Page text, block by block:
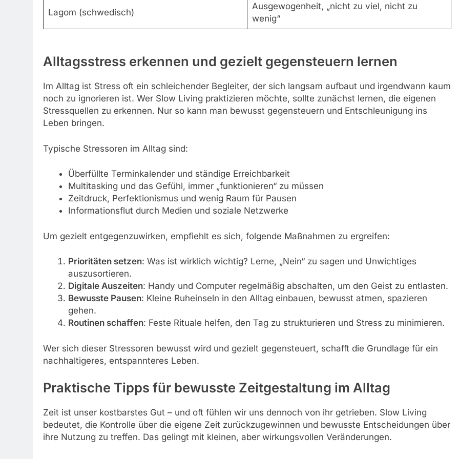
Lagom (schwedisch)
Ausgewogenheit, „nicht zu viel, nicht zu
wenig“
Alltagsstress erkennen und gezielt gegensteuern lernen
Im Alltag ist Stress oft ein schleichender Begleiter, der sich langsam aufbaut und irgendwann kaum
noch zu ignorieren ist. Wer Slow Living praktizieren möchte, sollte zunächst lernen, die eigenen
Stressquellen zu erkennen. Nur so kann man bewusst gegensteuern und Entschleunigung ins
Leben bringen.
Typische Stressoren im Alltag sind:
Überfüllte Terminkalender und ständige Erreichbarkeit
Multitasking und das Gefühl, immer „funktionieren“ zu müssen
Zeitdruck, Perfektionismus und wenig Raum für Pausen
Informationsflut durch Medien und soziale Netzwerke
Um gezielt entgegenzuwirken, empfiehlt es sich, folgende Maßnahmen zu ergreifen:
Prioritäten setzen: Was ist wirklich wichtig? Lerne, „Nein“ zu sagen und Unwichtiges
auszusortieren.
Digitale Auszeiten: Handy und Computer regelmäßig abschalten, um den Geist zu entlasten.
Bewusste Pausen: Kleine Ruheinseln in den Alltag einbauen, bewusst atmen, spazieren
gehen.
Routinen schaffen: Feste Rituale helfen, den Tag zu strukturieren und Stress zu minimieren.
Wer sich dieser Stressoren bewusst wird und gezielt gegensteuert, schafft die Grundlage für ein
nachhaltigeres, entspannteres Leben.
Praktische Tipps für bewusste Zeitgestaltung im Alltag
Zeit ist unser kostbarstes Gut – und oft fühlen wir uns dennoch von ihr getrieben. Slow Living
bedeutet, die Kontrolle über die eigene Zeit zurückzugewinnen und bewusste Entscheidungen über
ihre Nutzung zu treffen. Das gelingt mit kleinen, aber wirkungsvollen Veränderungen.